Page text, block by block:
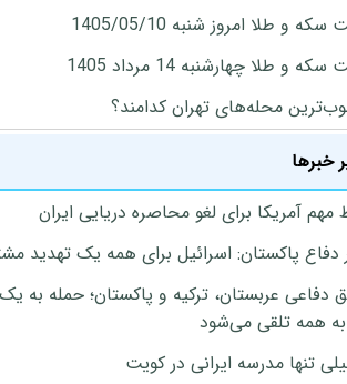
و طلا امروز شنبه 1405/05/10
و طلا چهارشنبه 14 مرداد 1405
محله‌های تهران کدامند؟
خبرها
آمریکا برای لغو محاصره دریایی ایران
دفاع پاکستان: اسرائیل برای همه یک تهدید
دفاعی عربستان، ترکیه و پاکستان؛ حمله به
همه تلقی می‌شود
تنها مدرسه ایرانی در کویت